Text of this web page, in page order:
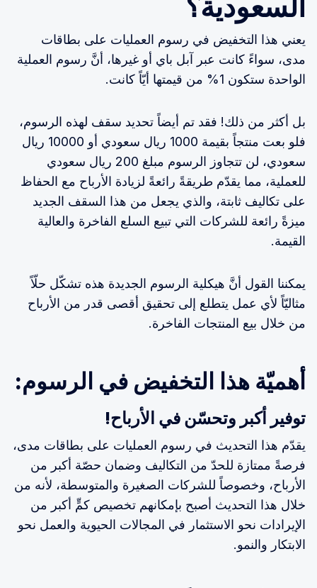
يعني هذا التخفيض في رسوم العمليات على بطاقات
مدى، سواءً كانت عبر آبل باي أو غيرها، أنَّ رسوم العملية
الواحدة ستكون 1% من قيمتها أيّاً كانت.
بل أكثر من ذلك! فقد تم أيضاً تحديد سقف لهذه الرسوم،
فلو بعت منتجاً بقيمة 1000 ريال سعودي أو 10000 ريال
سعودي، لن تتجاوز الرسوم مبلغ 200 ريال سعودي
للعملية، مما يقدّم طريقةً رائعةً لزيادة الأرباح مع الحفاظ
على تكاليف ثابتة، والذي يجعل من هذا السقف الجديد
ميزةً رائعة للشركات التي تبيع السلع الفاخرة والعالية
القيمة.
يمكننا القول أنَّ هيكلية الرسوم الجديدة هذه تشكّل حلّاً
مثاليّاً لأي عمل يتطلع إلى تحقيق أقصى قدر من الأرباح
من خلال بيع المنتجات الفاخرة.
أهميّة هذا التخفيض في الرسوم:
توفير أكبر وتحسّن في الأرباح!
يقدّم هذا التحديث في رسوم العمليات على بطاقات مدى،
فرصةً ممتازة للحدّ من التكاليف وضمان حصّة أكبر من
الأرباح، وخصوصاً للشركات الصغيرة والمتوسطة، لأنه من
خلال هذا التحديث أصبح بإمكانهم تخصيص كمٍّ أكبر من
الإيرادات نحو الاستثمار في المجالات الحيوية والعمل نحو
الابتكار والنمو.